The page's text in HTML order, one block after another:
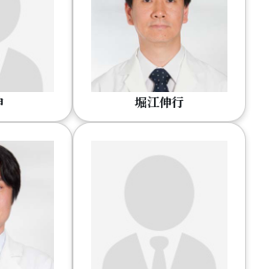
堀江伸行